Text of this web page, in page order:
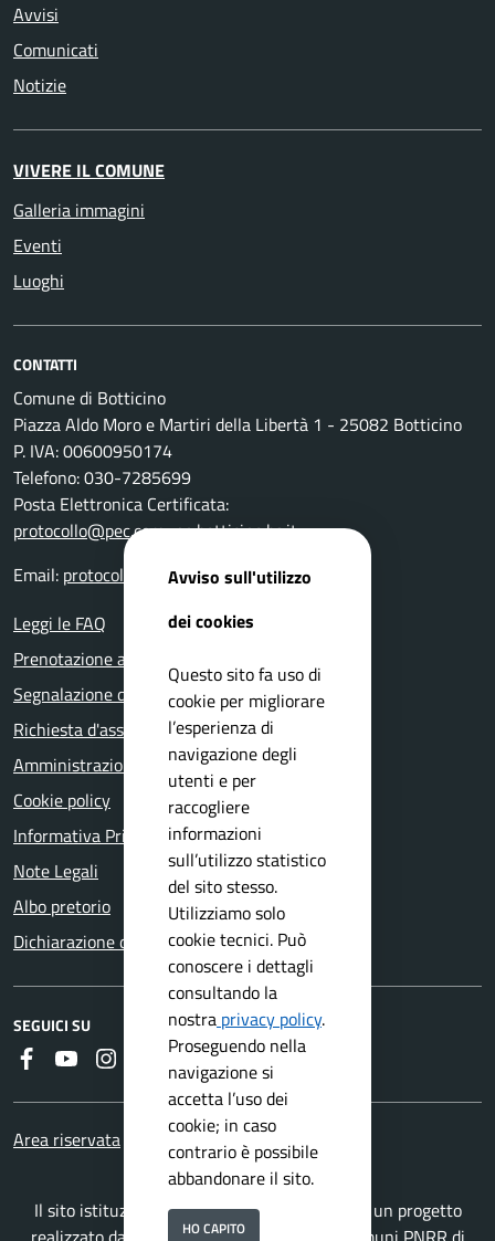
Avvisi
Comunicati
Notizie
VIVERE IL COMUNE
Galleria immagini
Eventi
Luoghi
CONTATTI
Comune di Botticino
Piazza Aldo Moro e Martiri della Libertà 1 - 25082 Botticino
P. IVA: 00600950174
Telefono: 030-7285699
Posta Elettronica Certificata:
protocollo@pec.comune.botticino.bs.it
Email: protocollo@comune.botticino.bs.it
Leggi le FAQ
Prenotazione appuntamento
Segnalazione disservizio
Richiesta d'assistenza
Amministrazione trasparente
Cookie policy
Informativa Privacy
Note Legali
Albo pretorio
Dichiarazione di accessibilità
SEGUICI SU
Faceboook
YoutubeInstagram
RSS
Area riservata
Il sito istituzionale del Comune di Botticino è un progetto
Avviso sull'utilizzo
dei cookies
Questo sito fa uso di
cookie per migliorare
l’esperienza di
navigazione degli
utenti e per
raccogliere
informazioni
sull’utilizzo statistico
del sito stesso.
Utilizziamo solo
cookie tecnici. Può
conoscere i dettagli
consultando la
nostra privacy policy.
Proseguendo nella
navigazione si
accetta l’uso dei
cookie; in caso
contrario è possibile
abbandonare il sito.
HO CAPITO